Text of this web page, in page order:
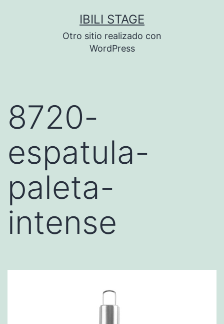
IBILI STAGE
Otro sitio realizado con
WordPress
8720-
espatula-
paleta-
intense